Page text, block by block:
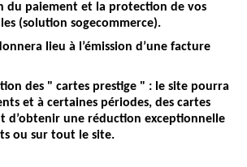
du paiement et la protection de vos
(solution sogecommerce).
lieu à l’émission d’une facture
des " cartes prestige " : le site pourra
et à certaines périodes, des cartes
d’obtenir une réduction exceptionnelle
ou sur tout le site.